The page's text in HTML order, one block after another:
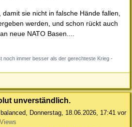
damit sie nicht in falsche Hände fallen,
werden, und schon rückt auch
neue NATO Basen....
noch immer besser als der gerechteste Krieg -
unverständlich.
, Donnerstag, 18.06.2026, 17:41 vor